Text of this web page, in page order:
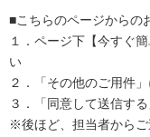
■こちらのページからの
１．ページ下【今すぐ
い
２．「その他のご用件
３．「同意して送信す
※後ほど、担当者からご